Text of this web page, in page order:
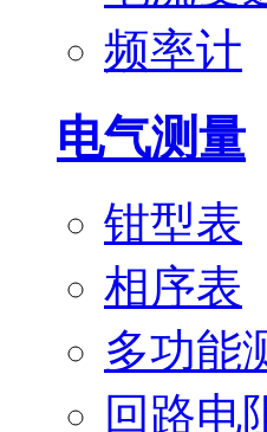
频率计
电气测量
钳型表
相序表
多功能
回路电